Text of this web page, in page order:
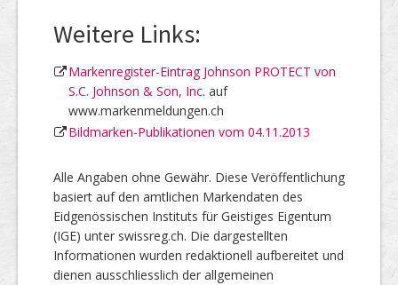
Weitere Links:
Markenregister-Eintrag Johnson PROTECT von
S.C. Johnson & Son, Inc. auf
www.markenmeldungen.ch
Bildmarken-Publikationen vom 04.11.2013
Alle Angaben ohne Gewähr. Diese Veröffentlichung
basiert auf den amtlichen Markendaten des
Eidgenössischen Instituts für Geistiges Eigentum
(IGE) unter swissreg.ch. Die dargestellten
Informationen wurden redaktionell aufbereitet und
dienen ausschliesslich der allgemeinen